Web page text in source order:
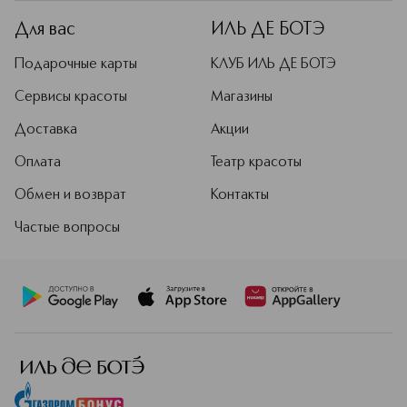
Для вас
Подарочные карты
Сервисы красоты
Доставка
Оплата
Обмен и возврат
Частые вопросы
ИЛЬ ДЕ БОТЭ
КЛУБ ИЛЬ ДЕ БОТЭ
Магазины
Акции
Театр красоты
Контакты